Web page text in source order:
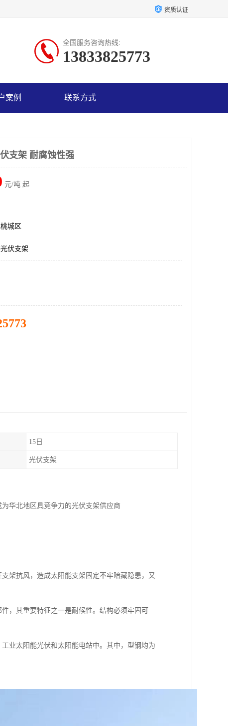
资质认证
全国服务咨询热线:
13833825773
案例 联系方式
支架 耐腐蚀性强
元/吨 起
城区
伏支架
15日
光伏支架
华北地区具竞争力的光伏支架供应商
架抗风，造成太阳能支架固定不牢暗藏隐患，又
，其重要特征之一是耐候性。结构必须牢固可
业太阳能光伏和太阳能电站中。其中，型钢均为